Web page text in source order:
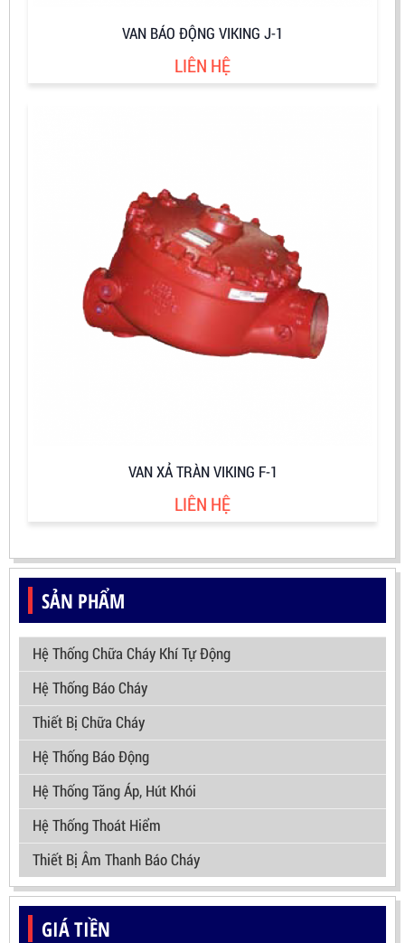
SẢN PHẨM
Hệ Thống Chữa Cháy Khí Tự Động
Hệ Thống Báo Cháy
Thiết Bị Chữa Cháy
Hệ Thống Báo Động
Hệ Thống Tăng Áp, Hút Khói
Hệ Thống Thoát Hiểm
Thiết Bị Âm Thanh Báo Cháy
GIÁ TIỀN
VAN BÁO ĐỘNG VIKING J-1
LIÊN HỆ
VAN XẢ TRÀN VIKING F-1
LIÊN HỆ